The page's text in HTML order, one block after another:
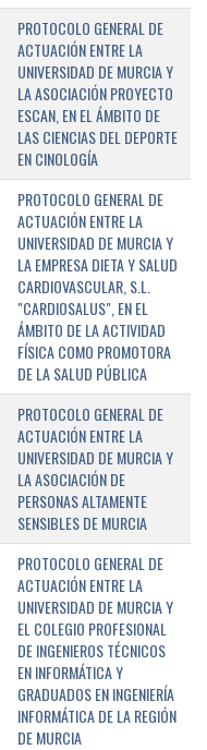
PROTOCOLO GENERAL DE
ACTUACIÓN ENTRE LA
UNIVERSIDAD DE MURCIA Y
LA ASOCIACIÓN PROYECTO
ESCAN, EN EL ÁMBITO DE
LAS CIENCIAS DEL DEPORTE
EN CINOLOGÍA
PROTOCOLO GENERAL DE
ACTUACIÓN ENTRE LA
UNIVERSIDAD DE MURCIA Y
LA EMPRESA DIETA Y SALUD
CARDIOVASCULAR, S.L.
"CARDIOSALUS", EN EL
ÁMBITO DE LA ACTIVIDAD
FÍSICA COMO PROMOTORA
DE LA SALUD PÚBLICA
PROTOCOLO GENERAL DE
ACTUACIÓN ENTRE LA
UNIVERSIDAD DE MURCIA Y
LA ASOCIACIÓN DE
PERSONAS ALTAMENTE
SENSIBLES DE MURCIA
PROTOCOLO GENERAL DE
ACTUACIÓN ENTRE LA
UNIVERSIDAD DE MURCIA Y
EL COLEGIO PROFESIONAL
DE INGENIEROS TÉCNICOS
EN INFORMÁTICA Y
GRADUADOS EN INGENIERÍA
INFORMÁTICA DE LA REGIÓN
DE MURCIA